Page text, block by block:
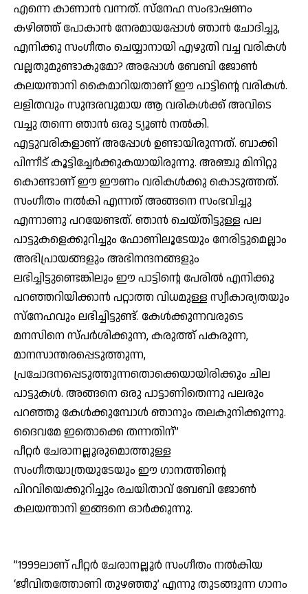
എന്നെ കാണാന്‍ വന്നത്. സ്‌നേഹ സംഭാഷണം
കഴിഞ്ഞ് പോകാന്‍ നേരമായപ്പോള്‍ ഞാന്‍ ചോദിച്ചു,
എനിക്കു സംഗീതം ചെയ്യാനായി എഴുതി വച്ച വരികള്‍
വല്ലതുമുണ്ടാകുമോ? അപ്പോള്‍ ബേബി ജോണ്‍
കലയന്താനി കൈമാറിയതാണ് ഈ പാട്ടിന്റെ വരികള്‍.
ലളിതവും സുന്ദരവുമായ ആ വരികള്‍ക്ക് അവിടെ
വച്ചു തന്നെ ഞാന്‍ ഒരു ട്യൂണ്‍ നല്‍കി.
എട്ടുവരികളാണ് അപ്പോള്‍ ഉണ്ടായിരുന്നത്. ബാക്കി
പിന്നീട് കൂട്ടിച്ചേര്‍ക്കുകയായിരുന്നു. അഞ്ചു മിനിറ്റു
കൊണ്ടാണ് ഈ ഈണം വരികള്‍ക്കു കൊടുത്തത്.
സംഗീതം നല്‍കി എന്നത് അങ്ങനെ സംഭവിച്ചു
എന്നാണു പറയേണ്ടത്. ഞാന്‍ ചെയ്തിട്ടുള്ള പല
പാട്ടുകളെക്കുറിച്ചും ഫോണിലൂടേയും നേരിട്ടുമെല്ലാം
അഭിപ്രായങ്ങളും അഭിനന്ദനങ്ങളും
ലഭിച്ചിട്ടുണ്ടെങ്കിലും ഈ പാട്ടിന്റെ പേരില്‍ എനിക്കു
പറഞ്ഞറിയിക്കാന്‍ പറ്റാത്ത വിധമുള്ള സ്വീകാര്യതയും
സ്‌നേഹവും ലഭിച്ചിട്ടുണ്ട്. കേള്‍ക്കുന്നവരുടെ
മനസിനെ സ്പര്‍ശിക്കുന്ന, കരുത്ത് പകരുന്ന,
മാനസാന്തരപ്പെടുത്തുന്ന,
പ്രചോദനപ്പെടുത്തുന്നതൊക്കെയായിരിക്കും ചില
പാട്ടുകള്‍. അങ്ങനെ ഒരു പാട്ടാണിതെന്നു പലരും
പറഞ്ഞു കേള്‍ക്കുമ്പോള്‍ ഞാനും തലകുനിക്കുന്നു.
ദൈവമേ ഇതൊക്കെ തന്നതിന്”
പീറ്റര്‍ ചേരാനല്ലൂരുമൊത്തുള്ള
സംഗീതയാത്രയുടേയും ഈ ഗാനത്തിന്റെ
പിറവിയെക്കുറിച്ചും രചയിതാവ് ബേബി ജോണ്‍
കലയന്താനി ഇങ്ങനെ ഓര്‍ക്കുന്നു.
”1999ലാണ് പീറ്റര്‍ ചേരാനല്ലൂര്‍ സംഗീതം നല്‍കിയ
‘ജീവിതത്തോണി തുഴഞ്ഞു’ എന്നു തുടങ്ങുന്ന ഗാനം